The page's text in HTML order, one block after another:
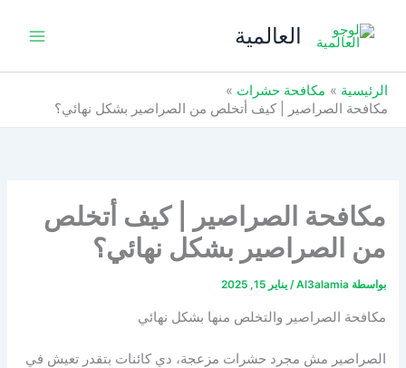
العالمية
الرئيسية
مكافحة حشرات
مكافحة الصراصير | كيف أتخلص من الصراصير بشكل نهائي؟
مكافحة الصراصير | كيف أتخلص
من الصراصير بشكل نهائي؟
بواسطة Al3alamia
/يناير 15, 2025
مكافحة الصراصير والتخلص منها بشكل نهائي
الصراصير مش مجرد حشرات مزعجة، دي كائنات بتقدر تعيش في